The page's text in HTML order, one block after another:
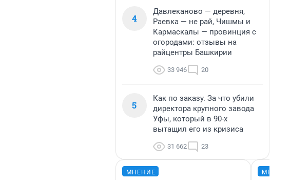
4
Давлеканово — деревня,
Раевка — не рай, Чишмы и
Кармаскалы — провинция с
огородами: отзывы на
райцентры Башкирии
33 946 20
5
Как по заказу. За что убили
директора крупного завода
Уфы, который в 90-х
вытащил его из кризиса
31 662 23
МНЕНИЕ